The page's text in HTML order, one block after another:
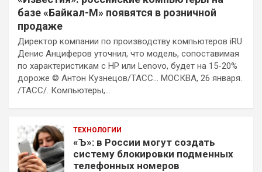
базе «Байкал-М» появятся в розничной
продаже
Директор компании по производству компьютеров iRU
Денис Анциферов уточнил, что модель, сопоставимая
по характеристикам с HP или Lenovo, будет на 15-20%
дороже © Антон Кузнецов/ТАСС… МОСКВА, 26 января.
/ТАСС/. Компьютеры,…
ТЕХНОЛОГИИ
«Ъ»: в России могут создать
систему блокировки подменных
телефонных номеров